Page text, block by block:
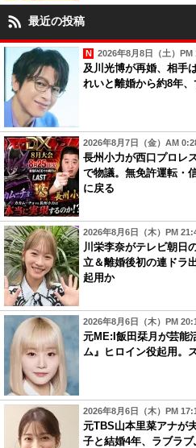
最近の投稿
2026年8月8日（土）PM
及川光博が再婚、相手
れいと離婚から約8年
2026年8月7日（金）AM
長州小力が西口プロレ
で物議。無免許運転・
に戻る
2026年8月6日（木）PM
川栄李奈がテレビ朝日
立＆離婚後初の連ドラ
起用か
2026年8月6日（木）PM
元ME:I飯田栞月が芸能
ム』ヒロイン役起用。
2026年8月6日（木）PM
元TBS山本里菜アナが
子と結婚4年、ラブラ